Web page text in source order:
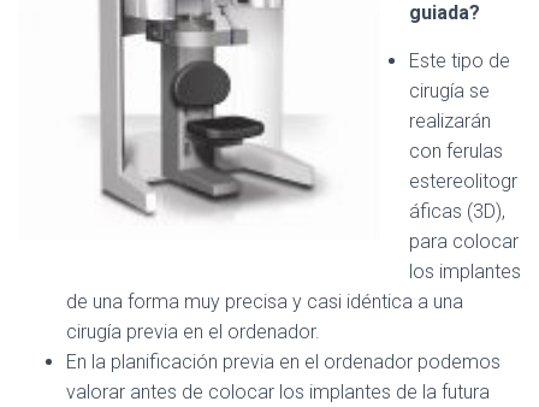
guiada?
Este tipo de
cirugía se
realizarán
con ferulas
estereolitogr
áficas (3D),
para colocar
los implantes
de una forma muy precisa y casi idéntica a una
cirugía previa en el ordenador.
En la planificación previa en el ordenador podemos
valorar antes de colocar los implantes de la futura